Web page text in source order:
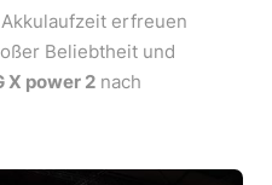
erfreuen
Beliebtheit und
X power 2nach